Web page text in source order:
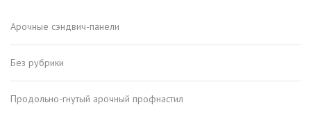
Арочные сэндвич-панели
Без рубрики
Продольно-гнутый арочный профнастил